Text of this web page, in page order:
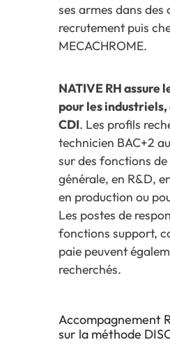
ses armes dans des
recrutement puis
MECACHROME.
NATIVE RH assure
pour les industriels,
CDI. Les profils
technicien BAC+2
sur des fonctions
générale, en R&D,
en production ou
Les postes de
fonctions support,
paie peuvent
recherchés.
Accompagnement
sur la méthode